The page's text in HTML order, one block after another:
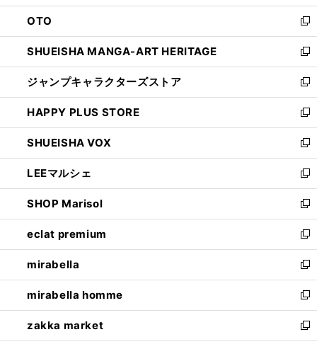
ウ
で
開
く
ン
ド
ウ
で
開
く
OTO
新
し
い
ウ
ィ
ン
ド
ウ
で
開
く
SHUEISHA MANGA-ART HERITAGE
新
し
い
ウ
ィ
ン
ド
ウ
で
開
く
ジャンプキャラクターズストア
新
し
い
ウ
ィ
ン
ド
ウ
で
開
く
HAPPY PLUS STORE
新
し
い
ウ
ィ
ン
ド
ウ
で
開
く
SHUEISHA VOX
新
し
い
ウ
ィ
ン
ド
ウ
で
開
く
LEEマルシェ
新
し
い
ウ
ィ
ン
ド
ウ
で
開
く
SHOP Marisol
新
し
い
ウ
ィ
ン
ド
ウ
で
開
eclat premium
新
し
い
ウ
ィ
ン
ド
ウ
mirabella
新
し
い
ウ
ィ
ン
mirabella homme
新
し
い
ウ
zakka market
新
し